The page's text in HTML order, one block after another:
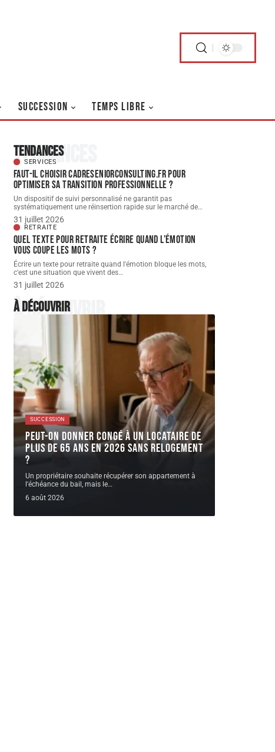
SUCCESSION TEMPS LIBRE
Tendances
Tendances
SERVICES
Faut-il choisir cadreseniorconsulting.fr pour
optimiser sa transition professionnelle ?
Un dispositif de suivi personnalisé ne garantit pas
systématiquement une réinsertion rapide sur le marché de…
31 juillet 2026
RETRAITE
Quel texte pour retraite écrire quand l’émotion
vous coupe les mots ?
Écrire un texte pour retraite quand l'émotion bloque les mots,
c'est une situation que vivent des…
31 juillet 2026
À découvrir
À découvrir
SUCCESSION
Peut-on donner congé à un locataire de
plus de 65 ans en 2026 sans relogement
?
Un propriétaire souhaite récupérer son appartement à
l'échéance du bail, mais le…
6 août 2026